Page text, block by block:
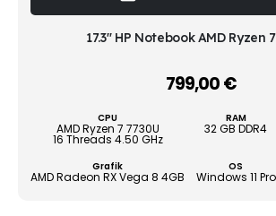
17.3" HP Notebook AMD Ryzen
799,00€–
CPU
AMD Ryzen 7 7730U
16 Threads 4.50 GHz
RAM
32 GB DDR4
Grafik
AMD Radeon RX Vega 8 4GB
OS
Windows 11 Pro